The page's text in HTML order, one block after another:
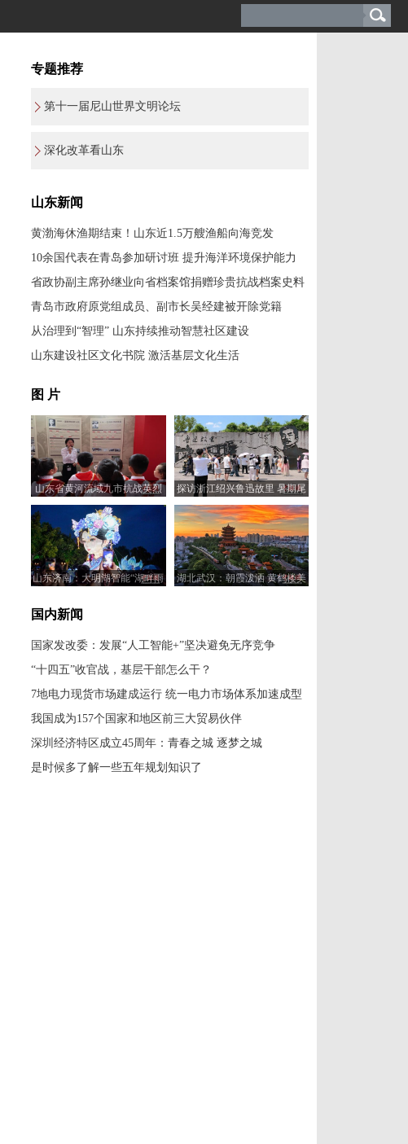
专题推荐
第十一届尼山世界文明论坛
深化改革看山东
山东新闻
黄渤海休渔期结束！山东近1.5万艘渔船向海竞发
10余国代表在青岛参加研讨班 提升海洋环境保护能力
省政协副主席孙继业向省档案馆捐赠珍贵抗战档案史料
青岛市政府原党组成员、副市长吴经建被开除党籍
从治理到“智理” 山东持续推动智慧社区建设
山东建设社区文化书院 激活基层文化生活
图 片
山东省黄河流域九市抗战英烈
事迹展在济南开展
探访浙江绍兴鲁迅故里 暑期尾
声人气不减
山东济南：大明湖智能“湖畔雨
湖北武汉：朝霞泼洒 黄鹤楼美
国内新闻
国家发改委：发展“人工智能+”坚决避免无序竞争
“十四五”收官战，基层干部怎么干？
7地电力现货市场建成运行 统一电力市场体系加速成型
我国成为157个国家和地区前三大贸易伙伴
深圳经济特区成立45周年：青春之城 逐梦之城
是时候多了解一些五年规划知识了